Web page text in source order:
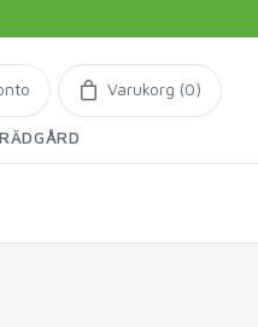
Varukorg (0)